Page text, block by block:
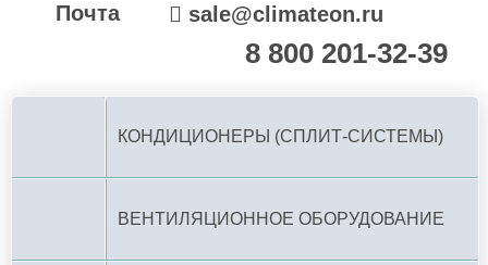
Почта sale@climateon.ru
8 800 201-32-39
КОНДИЦИОНЕРЫ (СПЛИТ-СИСТЕМЫ)
ВЕНТИЛЯЦИОННОЕ ОБОРУДОВАНИЕ